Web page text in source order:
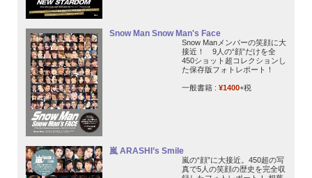
Snow Man Snow Man's Face
Snow Manメンバーの笑顔に大
接近！ 9人の“顔”だけを全
450ショット超コレクションし
た保存版フォトレポート！
一般書籍 : ¥1400+税
嵐 ARASHI’s Smile
嵐の“顔”に大接近。450超の写
真で5人の笑顔の歴史を完全収